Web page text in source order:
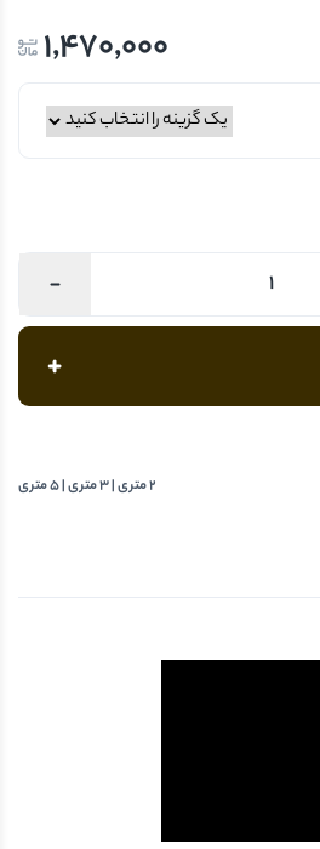
2 متری | 3 متری | 5 متری
1,470,000